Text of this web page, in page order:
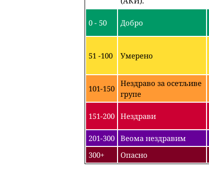
0 - 50 Добро
51 -100 Умерено
101-150
Нездраво за осетљиве
групе
151-200 Нездрави
201-300 Веома нездравим
300+
Опасно